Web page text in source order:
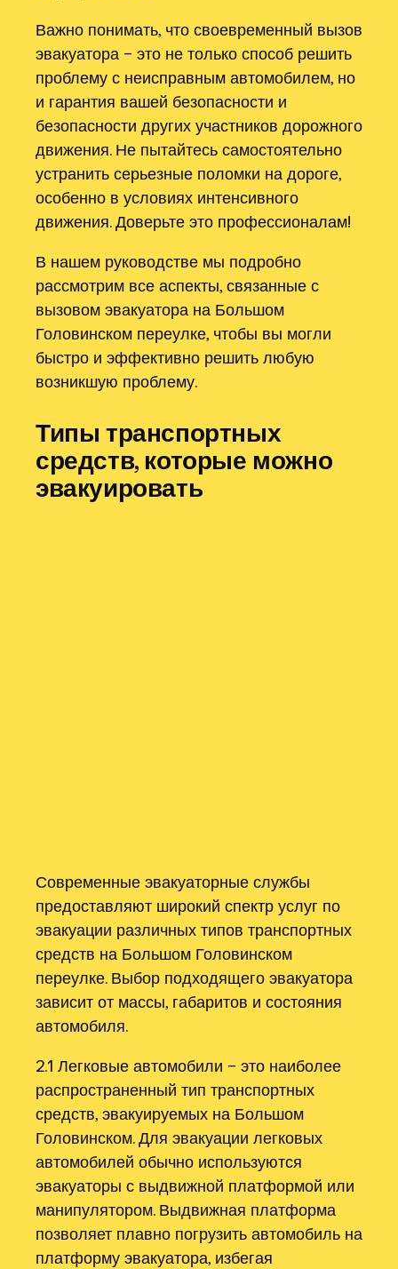
Важно понимать, что своевременный вызов
эвакуатора – это не только способ решить
проблему с неисправным автомобилем, но
и гарантия вашей безопасности и
безопасности других участников дорожного
движения. Не пытайтесь самостоятельно
устранить серьезные поломки на дороге,
особенно в условиях интенсивного
движения. Доверьте это профессионалам!
В нашем руководстве мы подробно
рассмотрим все аспекты, связанные с
вызовом эвакуатора на Большом
Головинском переулке, чтобы вы могли
быстро и эффективно решить любую
возникшую проблему.
Типы транспортных
средств, которые можно
эвакуировать
Современные эвакуаторные службы
предоставляют широкий спектр услуг по
эвакуации различных типов транспортных
средств на Большом Головинском
переулке. Выбор подходящего эвакуатора
зависит от массы, габаритов и состояния
автомобиля.
2.1 Легковые автомобили – это наиболее
распространенный тип транспортных
средств, эвакуируемых на Большом
Головинском. Для эвакуации легковых
автомобилей обычно используются
эвакуаторы с выдвижной платформой или
манипулятором. Выдвижная платформа
позволяет плавно погрузить автомобиль на
платформу эвакуатора, избегая